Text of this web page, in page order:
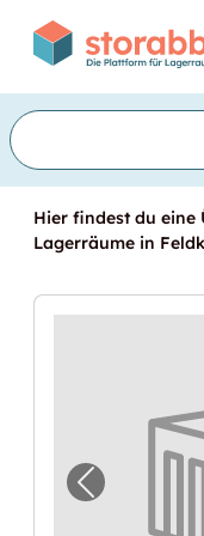
Hier findest du eine
Lagerräume in